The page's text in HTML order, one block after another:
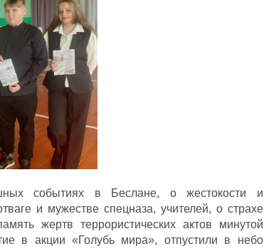
событиях в Беслане, о жестокости и
и мужестве спецназа, учителей, о страхе
жертв террористических актов минутой
в акции «Голубь мира», отпустили в небо